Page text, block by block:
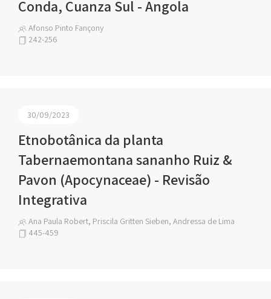
Conda, Cuanza Sul - Angola
Afonso Pinto Fançony
242-256
30/09/2023
Etnobotânica da planta
Tabernaemontana sananho Ruiz &
Pavon (Apocynaceae) - Revisão
Integrativa
Ana Paula Robert, Priscila Gritten Sieben, Andressa de Lima
445-459